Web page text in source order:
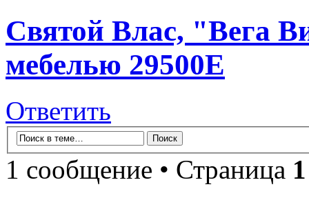
Святой Влас, "Вега
мебелью 29500Е
Ответить
1 сообщение • Страница 1